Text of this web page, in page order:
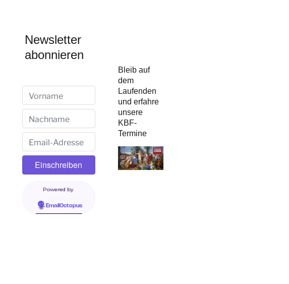
Newsletter
abonnieren
Powered by
EmailOctopus
Bleib auf
dem
Laufenden
und erfahre
unsere
KBF-
Termine